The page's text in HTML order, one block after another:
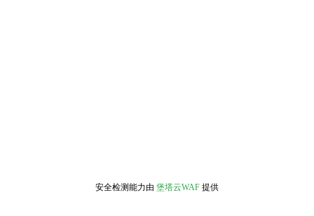
安全检测能力由 堡塔云WAF 提供